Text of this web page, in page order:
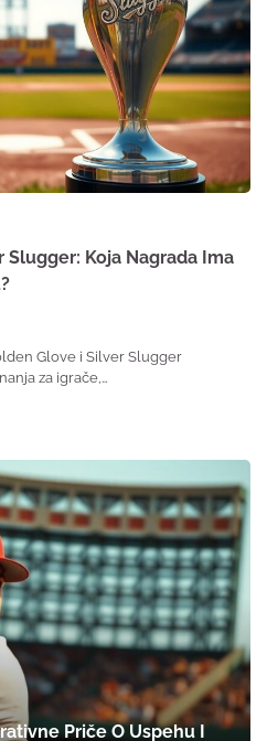
Slugger: Koja Nagrada Ima
Glove i Silver Slugger
za igrače,…
Priče O Uspehu I